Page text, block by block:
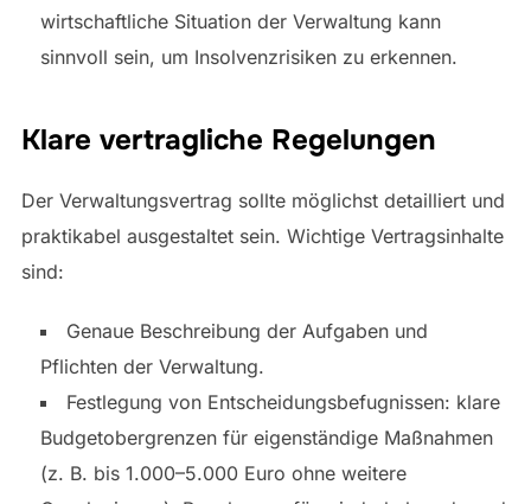
wirtschaftliche Situation der Verwaltung kann
sinnvoll sein, um Insolvenzrisiken zu erkennen.
Klare vertragliche Regelungen
Der Verwaltungsvertrag sollte möglichst detailliert und
praktikabel ausgestaltet sein. Wichtige Vertragsinhalte
sind:
Genaue Beschreibung der Aufgaben und
Pflichten der Verwaltung.
Festlegung von Entscheidungsbefugnissen: klare
Budgetobergrenzen für eigenständige Maßnahmen
(z. B. bis 1.000–5.000 Euro ohne weitere